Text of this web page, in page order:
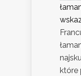
które